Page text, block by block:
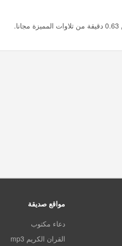
مواقع صديقة
دعاء مكتوب
القران الكريم mp3